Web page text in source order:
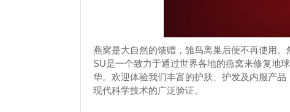
燕窝是大自然的馈赠，雏鸟离巢后便不再使用
SU是一个致力于通过世界各地的燕窝来修复地
华。欢迎体验我们丰富的护肤、护发及内服产
现代科学技术的广泛验证。